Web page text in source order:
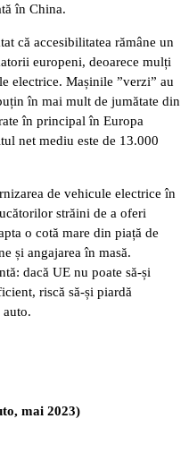
în China.
că accesibilitatea rămâne un
europeni, deoarece mulți
electrice. Mașinile ”verzi” au
în mai mult de jumătate din
în principal în Europa
net mediu este de 13.000
de vehicule electrice în
străini de a oferi
o cotă mare din piață de
și angajarea în masă.
dacă UE nu poate să-și
riscă să-și piardă
mai 2023)